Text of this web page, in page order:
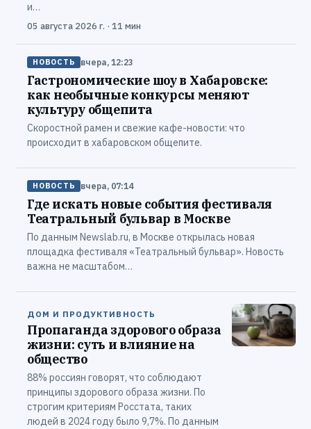
и…
05 августа 2026 г. · 11 мин
НОВОСТЬ вчера, 12:23
Гастрономические шоу в Хабаровске:
как необычные конкурсы меняют
культуру общепита
Скоростной рамен и свежие кафе-новости: что
происходит в хабаровском общепите.
НОВОСТЬ вчера, 07:14
Где искать новые события фестиваля
Театральный бульвар в Москве
По данным Newslab.ru, в Москве открылась новая
площадка фестиваля «Театральный бульвар». Новость
важна не масштабом…
ДОМ И ПРОДУКТИВНОСТЬ
Пропаганда здорового образа
жизни: суть и влияние на
общество
88% россиян говорят, что соблюдают
принципы здорового образа жизни. По
строгим критериям Росстата, таких
людей в 2024 году было 9,7%. По данным